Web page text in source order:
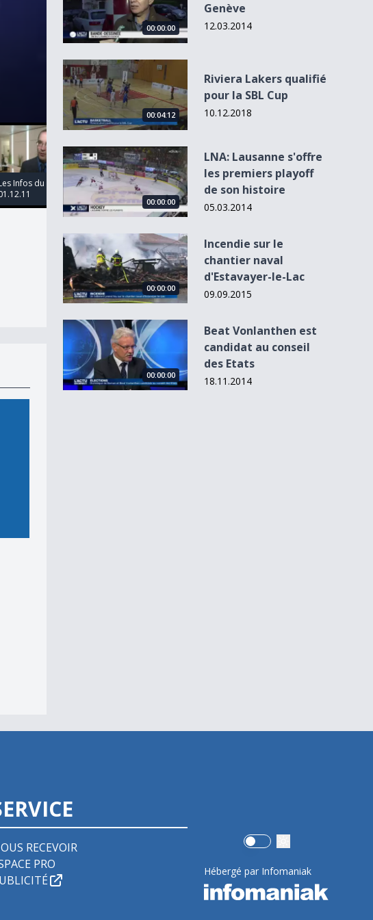
Infos du
00:00:00
Les Infos du
01.12.11
00:00:00
Les Infos du
01.12.11
00:00:00
Les Infos du
01.12.11
00:00:00
Genève
12.03.2014
Riviera Lakers qualifié pour la SBL Cup
00:04:12
Riviera Lakers qualifié
pour la SBL Cup
10.12.2018
LNA: Lausanne s&#039;offre les premiers playoff de son
00:00:00
LNA: Lausanne s'offre
les premiers playoff
de son histoire
05.03.2014
Incendie sur le chantier naval d&#039;Estavayer-le-Lac
00:00:00
Incendie sur le
chantier naval
d'Estavayer-le-Lac
09.09.2015
Beat Vonlanthen est candidat au conseil des Etats
00:00:00
Beat Vonlanthen est
candidat au conseil
des Etats
18.11.2014
RECEVOIR
PRO
Use setting
Hébergé par Infomaniak